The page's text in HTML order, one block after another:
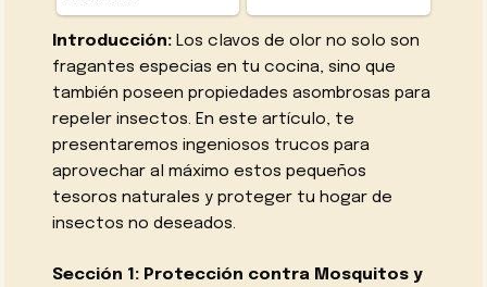
Introducción: Los clavos de olor no solo son
fragantes especias en tu cocina, sino que
también poseen propiedades asombrosas para
repeler insectos. En este artículo, te
presentaremos ingeniosos trucos para
aprovechar al máximo estos pequeños
tesoros naturales y proteger tu hogar de
insectos no deseados.
Sección 1: Protección contra Mosquitos y